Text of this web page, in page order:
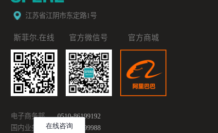
江苏省江阴市东定路1号
斯菲尔.在线 官方微信号 官方商城
电子商务部
0510-86199192
国内业务部
0510-86199988